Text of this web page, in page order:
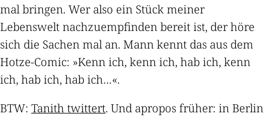
mal bringen. Wer also ein Stück meiner
Lebenswelt nachzuempfinden bereit ist, der höre
sich die Sachen mal an. Mann kennt das aus dem
Hotze-Comic: »Kenn ich, kenn ich, hab ich, kenn
ich, hab ich, hab ich…«.
BTW: Tanith twittert. Und apropos früher: in Berlin